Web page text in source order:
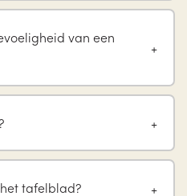
van een
tafelblad?